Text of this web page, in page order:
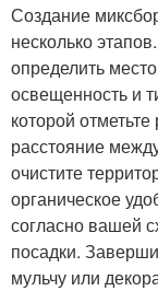
Создание
несколько
определить
освещенность и
которой
расстояние
очистите
органическое
согласно вашей
посадки.
мульчу или